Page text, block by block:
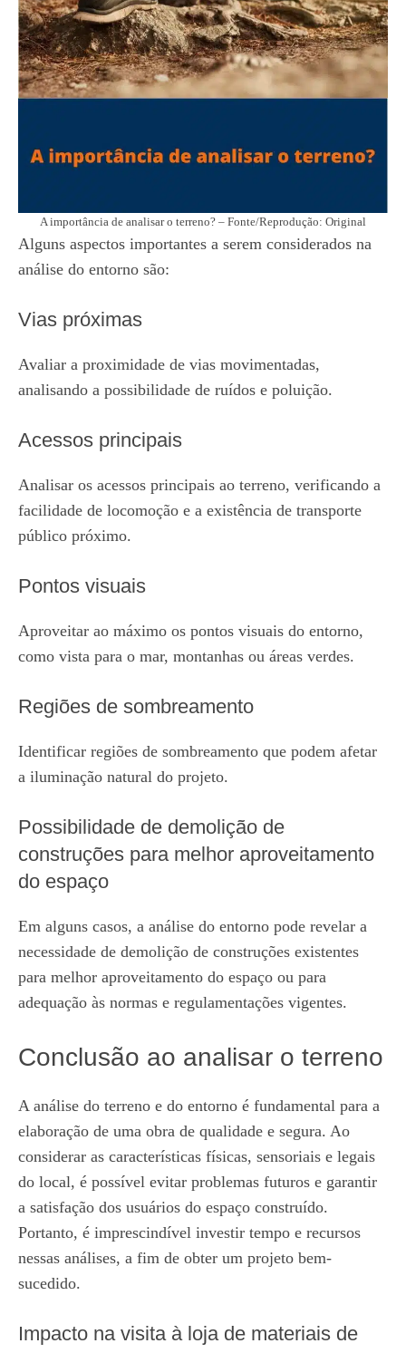
A importância de analisar o terreno? – Fonte/Reprodução: Original
Alguns aspectos importantes a serem considerados na
análise do entorno são:
Vias próximas
Avaliar a proximidade de vias movimentadas,
analisando a possibilidade de ruídos e poluição.
Acessos principais
Analisar os acessos principais ao terreno, verificando a
facilidade de locomoção e a existência de transporte
público próximo.
Pontos visuais
Aproveitar ao máximo os pontos visuais do entorno,
como vista para o mar, montanhas ou áreas verdes.
Regiões de sombreamento
Identificar regiões de sombreamento que podem afetar
a iluminação natural do projeto.
Possibilidade de demolição de
construções para melhor aproveitamento
do espaço
Em alguns casos, a análise do entorno pode revelar a
necessidade de demolição de construções existentes
para melhor aproveitamento do espaço ou para
adequação às normas e regulamentações vigentes.
Conclusão ao analisar o terreno
A análise do terreno e do entorno é fundamental para a
elaboração de uma obra de qualidade e segura. Ao
considerar as características físicas, sensoriais e legais
do local, é possível evitar problemas futuros e garantir
a satisfação dos usuários do espaço construído.
Portanto, é imprescindível investir tempo e recursos
nessas análises, a fim de obter um projeto bem-
sucedido.
Impacto na visita à loja de materiais de